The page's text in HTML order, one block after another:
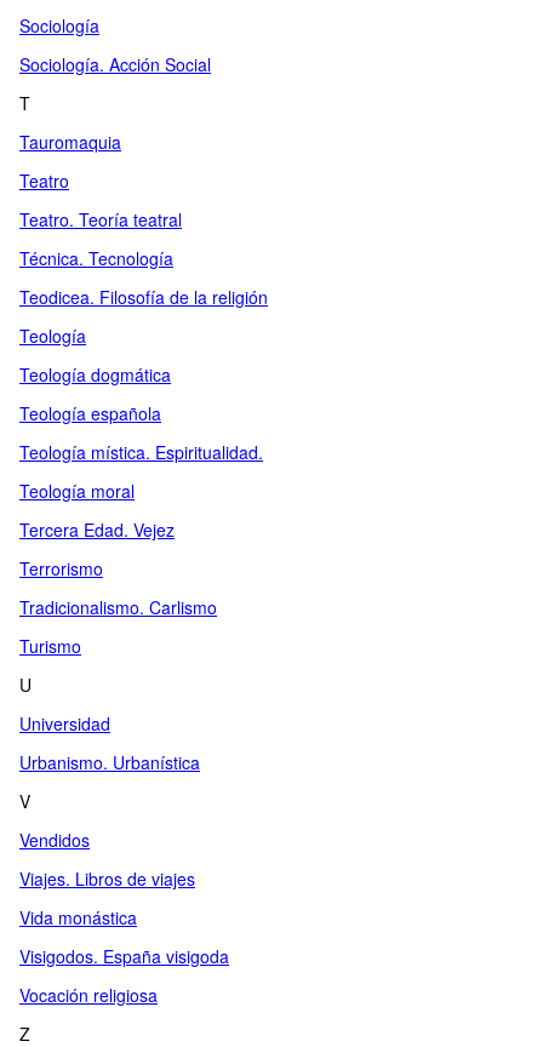
Sociología
Sociología. Acción Social
T
Tauromaquia
Teatro
Teatro. Teoría teatral
Técnica. Tecnología
Teodicea. Filosofía de la religión
Teología
Teología dogmática
Teología española
Teología mística. Espiritualidad.
Teología moral
Tercera Edad. Vejez
Terrorismo
Tradicionalismo. Carlismo
Turismo
U
Universidad
Urbanismo. Urbanística
V
Vendidos
Viajes. Libros de viajes
Vida monástica
Visigodos. España visigoda
Vocación religiosa
Z